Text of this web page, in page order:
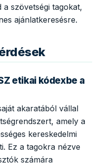
a szövetségi tagokat,
ajánlatkeresésre.
etikai kódexbe a
akaratából vállal
amely a
kereskedelmi
Ez a tagokra nézve
számára